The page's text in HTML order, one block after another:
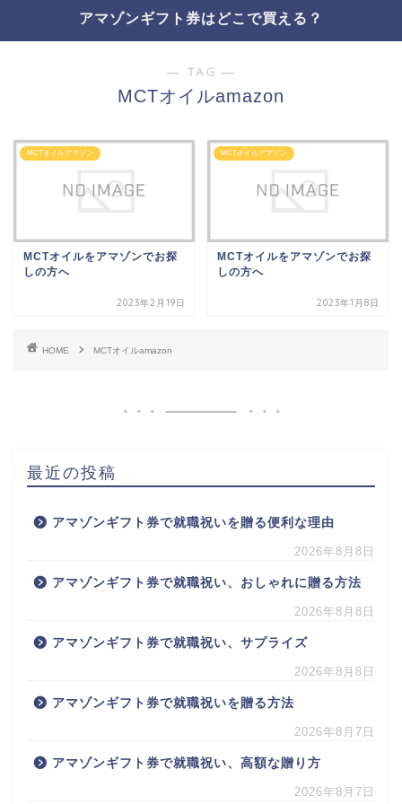
アマゾンギフト券はどこで買える？
― TAG ―
MCTオイルamazon
MCTオイルアマゾン
MCTオイルをアマゾンでお探
しの方へ
2023年2月19日
MCTオイルアマゾン
MCTオイルをアマゾンでお探
しの方へ
2023年1月8日
HOME MCTオイルamazon
最近の投稿
アマゾンギフト券で就職祝いを贈る便利な理由
2026年8月8日
アマゾンギフト券で就職祝い、おしゃれに贈る方法
2026年8月8日
アマゾンギフト券で就職祝い、サプライズ
2026年8月8日
アマゾンギフト券で就職祝いを贈る方法
2026年8月7日
アマゾンギフト券で就職祝い、高額な贈り方
2026年8月7日